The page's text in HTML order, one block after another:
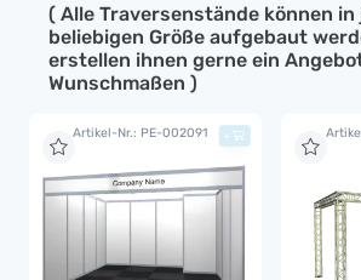
( Alle Traversenstände können in
beliebigen Größe aufgebaut
erstellen ihnen gerne ein
Wunschmaßen )
Artikel-Nr.: PE-002091 +